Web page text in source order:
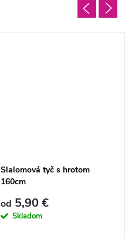
Slalomová tyč s hrotom
160cm
od 5,90 €
Skladom